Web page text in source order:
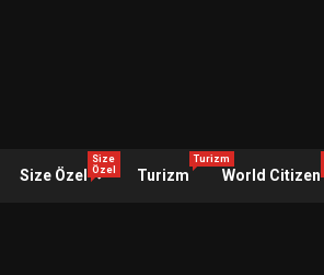
Size Özel
Size
Özel
Turizm
Turizm
World Citizen